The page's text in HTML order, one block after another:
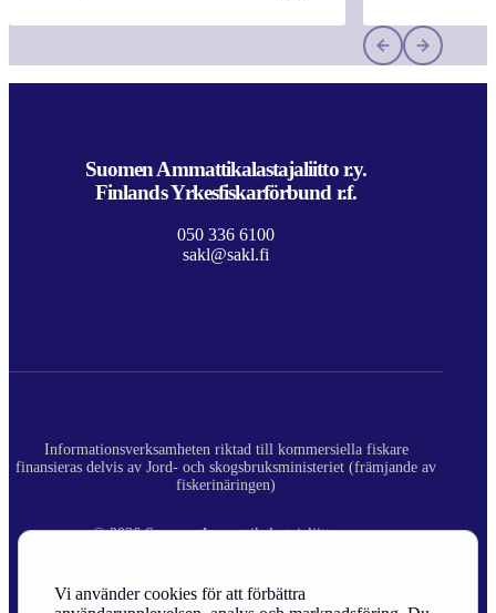
Vi använder cookies för att förbättra
Suomen Ammattikalastajaliitto r.y.
Finlands Yrkesfiskarförbund r.f.
050 336 6100
sakl@sakl.fi
Informationsverksamheten riktad till kommersiella fiskare
finansieras delvis av Jord- och skogsbruksministeriet (främjande av
fiskerinäringen)
© 2026 Suomen Ammattikalastajaliitto ry.